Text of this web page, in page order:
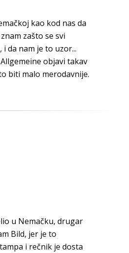
kao kod nas da
zašto se svi
da nam je to uzor...
objavi takav
biti malo merodavnije.
u Nemačku, drugar
Bild, jer je to
i rečnik je dosta